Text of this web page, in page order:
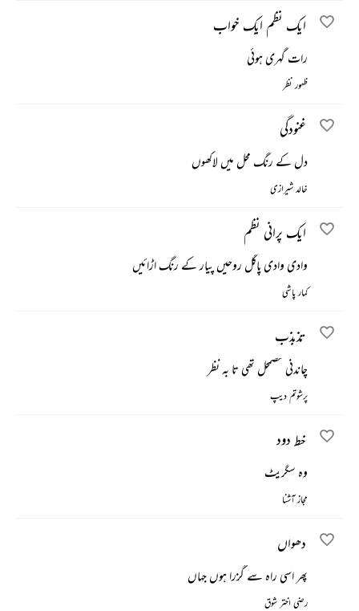
ایک نظم ایک خواب
رات گہری ہوئی
ظہور نظر
غنودگی
دل کے رنگ محل میں لاکھوں
خالد شیرازی
ایک پرانی نظم
وادی وادی پاگل روحیں پیار کے رنگ اڑائیں
کمار پاشی
تذبذب
چاندنی مضمحل تھی تا بہ نظر
پرشوتم دیپ
خط دود
وہ سگریٹ
مجاز آشنا
دھواں
پھر اسی راہ سے گزرا ہوں جہاں
رضی اختر شوق